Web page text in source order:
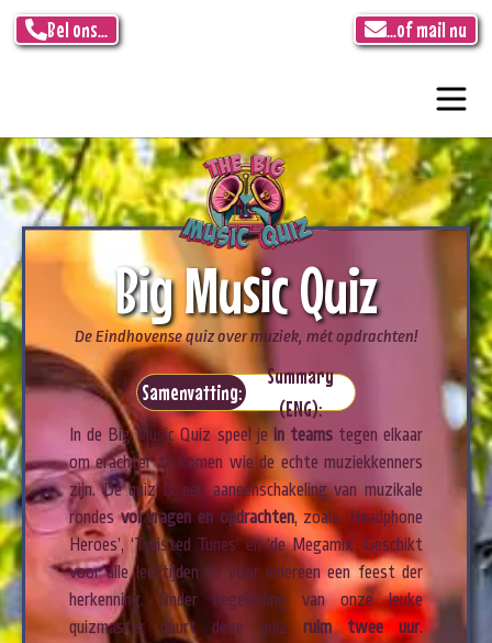
Bel ons... ...of mail nu
Big Music Quiz
De Eindhovense quiz over muziek, mét opdrachten!
Samenvatting:
Summary
(ENG):
In de Big Music Quiz speel jein teamstegen elkaar
om erachter te komen wie de echte muziekkenners
zijn. De quiz is een aaneenschakeling van muzikale
rondesvol vragen en opdrachten, zoals ‘Headphone
Heroes’, ‘Twisted Tunes’ en ‘de Megamix’. Geschikt
voor alle leeftijden en voor iedereen een feest der
herkenning. Onder begeleiding van onze leuke
quizmaster duurt deze quiz ruim twee uur.